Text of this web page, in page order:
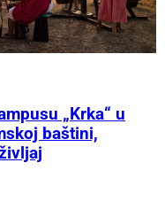
„Krka“ u
baštini,